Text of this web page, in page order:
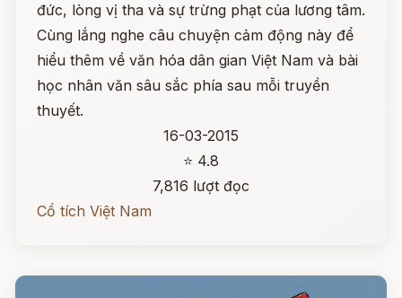
đức, lòng vị tha và sự trừng phạt của lương tâm.
Cùng lắng nghe câu chuyện cảm động này để
hiểu thêm về văn hóa dân gian Việt Nam và bài
học nhân văn sâu sắc phía sau mỗi truyền
thuyết.
16-03-2015
⭐ 4.8
7,816 lượt đọc
Cổ tích Việt Nam